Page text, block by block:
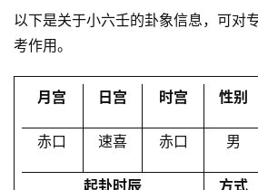
服
务
员
以下是关于小六壬的卦象信息，可对
考作用。
月宫 日宫 时宫 性别
赤口 速喜 赤口 男
起卦时辰 方式